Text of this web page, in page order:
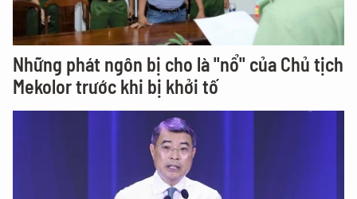
Những phát ngôn bị cho là "nổ" của Chủ tịch
Mekolor trước khi bị khởi tố